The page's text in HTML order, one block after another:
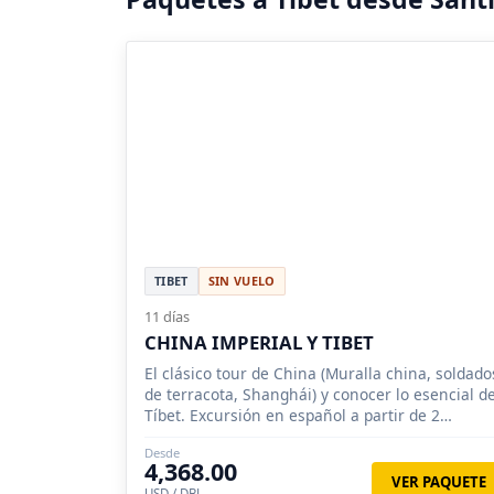
TIBET SIN VUELO
11 días
CHINA IMPERIAL Y TIBET
El clásico tour de China (Muralla china,
de terracota, Shanghái) y conocer lo esencial
Tíbet. Excursión en español a partir de 2
Desde
4,368.00 VER PAQUETE